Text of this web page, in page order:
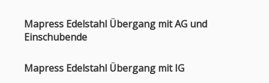
Mapress Edelstahl Übergang mit AG und
Einschubende
Mapress Edelstahl Übergang mit IG